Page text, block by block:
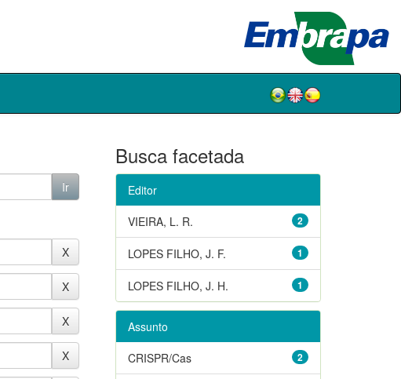
Busca facetada
Editor
2
VIEIRA, L. R.
1
LOPES FILHO, J. F.
1
LOPES FILHO, J. H.
Assunto
2
CRISPR/Cas